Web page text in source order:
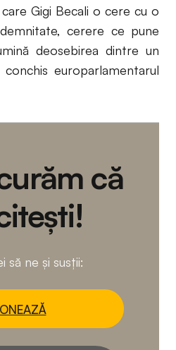
Gigi Becali o cere cu o
cerere ce pune
deosebirea dintre un
europarlamentarul
că
să ne și susții: